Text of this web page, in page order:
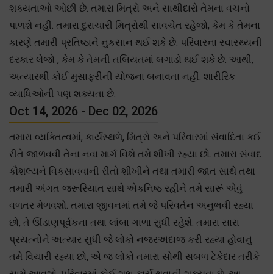
શક્યતાઓ ઓછી છે. તમારા મિત્રો અને સાથીદારો તેમના વચનો
પાળશે નહીં. તમારા દુરાચારી મિત્રોથી સાવચેત રહેજો, કેમ કે તેમના
કારણે તમારી પ્રતિષ્ઠાને નુકસાન થઈ શકે છે. પરિવારના સ્વાસ્થ્યની
દરકાર લેજો , કેમ કે તેમની તબિયતમાં બગાડો થઈ શકે છે. આથી,
અત્યારથી કોઈ મુસાફરીની યોજના બનાવતા નહીં. શારીરિક
વ્યાધિઓની પણ શક્યતા છે.
Oct 14, 2026 - Dec 02, 2026
તમારા વ્યક્તિત્વમાં, કાર્યસ્થળે, મિત્રો અને પરિવારમાં સંવાદિતા કઈ
રીતે જાળવવી તેના નવા માર્ગ વિશે તમે શીખી રહ્યા છો. તમારા સંવાદ
કૌશલ્યને વિકસાવવાની રીતો શીખીને તથા તમારી જાત સાથે તથા
તમારી અંગત જરૂરિયાત સાથે એકનિષ્ઠ રહીને તમે સારૂં એવું
વળતર મેળવશો. તમારા જીવનમાં તમે જે પરિવર્તન અનુભવી રહ્યા
છો, તે ઊંડાણપૂર્વકના તથા લાંબા ગાળા સુધી રહેશે. તમારા સારા
પ્રયત્નોને અત્યાર સુધી જે લોકો નજરઅંદાજ કરી રહ્યા હોવાનું
તમે વિચારી રહ્યા છો, એ જ લોકો તમારા સોથી સબળ ટેકેદાર તરીકે